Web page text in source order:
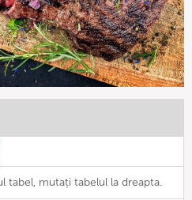
tabel, mutați tabelul la dreapta.